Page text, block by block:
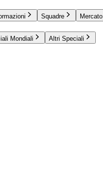
Squadre Mercato
Mondiali Altri Speciali